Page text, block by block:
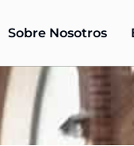
Sobre Nosotros